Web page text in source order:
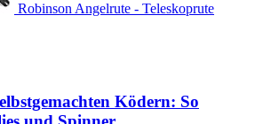
Robinson Angelrute - Teleskoprute
Ködern: So